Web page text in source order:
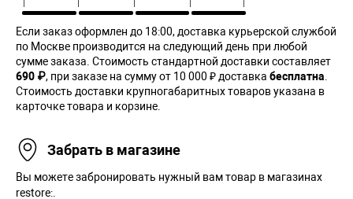
Если заказ оформлен до 18:00, доставка курьерской службой
по Москве производится на следующий день при любой
сумме заказа. Cтоимость стандартной доставки составляет
690 ₽, при заказе на сумму от 10 000 ₽ доставка бесплатна.
Стоимость доставки крупногабаритных товаров указана в
карточке товара и корзине.
Забрать в магазине
Вы можете забронировать нужный вам товар в магазинах
restore:.